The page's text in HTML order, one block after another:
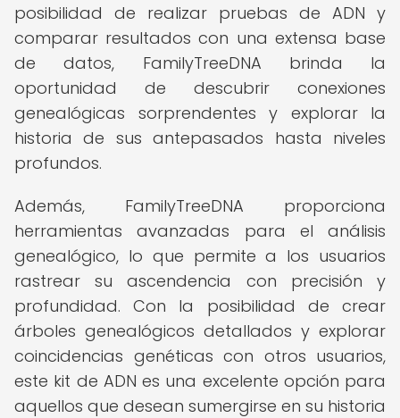
posibilidad de realizar pruebas de ADN y
comparar resultados con una extensa base
de datos, FamilyTreeDNA brinda la
oportunidad de descubrir conexiones
genealógicas sorprendentes y explorar la
historia de sus antepasados hasta niveles
profundos.
Además, FamilyTreeDNA proporciona
herramientas avanzadas para el análisis
genealógico, lo que permite a los usuarios
rastrear su ascendencia con precisión y
profundidad. Con la posibilidad de crear
árboles genealógicos detallados y explorar
coincidencias genéticas con otros usuarios,
este kit de ADN es una excelente opción para
aquellos que desean sumergirse en su historia